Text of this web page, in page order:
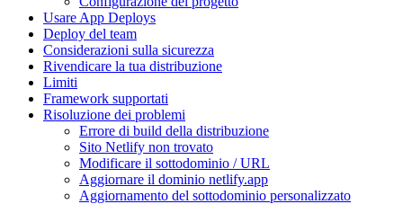
Usare App Deploys
Deploy del team
Considerazioni sulla sicurezza
Rivendicare la tua distribuzione
Limiti
Framework supportati
Risoluzione dei problemi
Errore di build della distribuzione
Sito Netlify non trovato
Modificare il sottodominio / URL
Aggiornare il dominio netlify.app
Aggiornamento del sottodominio personalizzato